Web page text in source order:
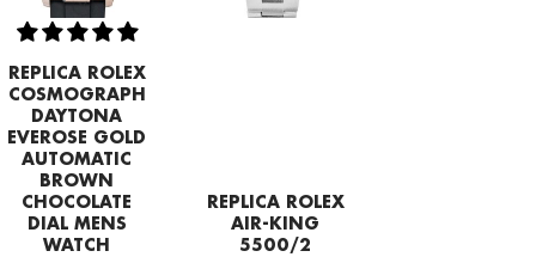
REPLICA ROLEX
COSMOGRAPH
DAYTONA
EVEROSE GOLD
AUTOMATIC
BROWN
CHOCOLATE
DIAL MENS
WATCH
REPLICA ROLEX
AIR-KING
5500/2